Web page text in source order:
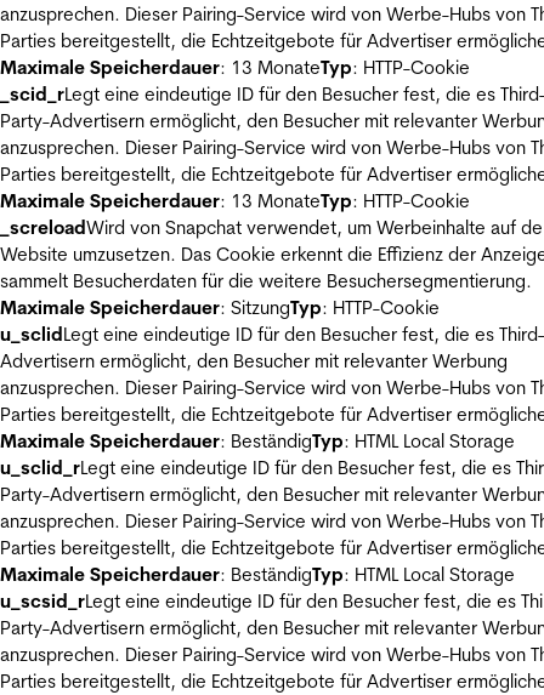
anzusprechen. Dieser Pairing-Service wird von Werbe-Hubs von
Parties bereitgestellt, die Echtzeitgebote für Advertiser
Maximale Speicherdauer: 13 MonateTyp: HTTP-Cookie
_scid_rLegt eine eindeutige ID für den Besucher fest, die es
Party-Advertisern ermöglicht, den Besucher mit relevanter
anzusprechen. Dieser Pairing-Service wird von Werbe-Hubs von
Parties bereitgestellt, die Echtzeitgebote für Advertiser
Maximale Speicherdauer: 13 MonateTyp: HTTP-Cookie
_screloadWird von Snapchat verwendet, um Werbeinhalte auf
Website umzusetzen. Das Cookie erkennt die Effizienz der
sammelt Besucherdaten für die weitere Besuchersegmentierung.
Maximale Speicherdauer: SitzungTyp: HTTP-Cookie
u_sclidLegt eine eindeutige ID für den Besucher fest, die es
Advertisern ermöglicht, den Besucher mit relevanter Werbung
anzusprechen. Dieser Pairing-Service wird von Werbe-Hubs von
Parties bereitgestellt, die Echtzeitgebote für Advertiser
Maximale Speicherdauer: BeständigTyp: HTML Local Storage
u_sclid_rLegt eine eindeutige ID für den Besucher fest, die es
Party-Advertisern ermöglicht, den Besucher mit relevanter
anzusprechen. Dieser Pairing-Service wird von Werbe-Hubs von
Parties bereitgestellt, die Echtzeitgebote für Advertiser
Maximale Speicherdauer: BeständigTyp: HTML Local Storage
u_scsid_rLegt eine eindeutige ID für den Besucher fest, die es
Party-Advertisern ermöglicht, den Besucher mit relevanter
anzusprechen. Dieser Pairing-Service wird von Werbe-Hubs von
Parties bereitgestellt, die Echtzeitgebote für Advertiser